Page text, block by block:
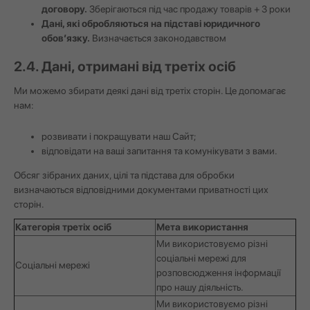
договору. Зберігаються під час продажу товарів + 3 роки
Дані, які обробляються на підставі юридичного
обов’язку. Визначається законодавством
2.4. Дані, отримані від третіх осіб
Ми можемо збирати деякі дані від третіх сторін. Це допомагає
нам:
розвивати і покращувати наш Сайт;
відповідати на ваші запитання та комунікувати з вами.
Обсяг зібраних даних, цілі та підстава для обробки
визначаються відповідними документами приватності цих
сторін.
Категорія третіх осіб Мета використання
Соціальні мережі
Ми використовуємо різні
соціальні мережі для
розповсюдження інформації
про нашу діяльність.
Ми використовуємо різні